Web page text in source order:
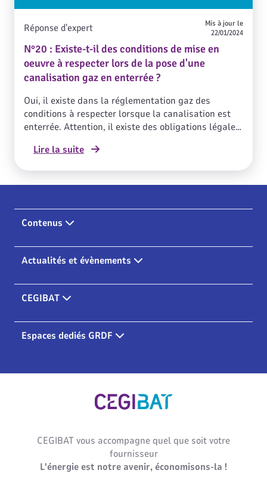
N°20 : Existe-t-il des conditions de mise en
oeuvre à respecter lors de la pose d'une
canalisation gaz en enterrée ?
Réponse d'expert
Mis à jour le
22/01/2024
Oui, il existe dans la réglementation gaz des
conditions à respecter lorsque la canalisation est
enterrée. Attention, il existe des obligations légales
de consulter la réponse d’expert N°228 en
Lire la suite
Contenus
Actualités et évènements
CEGIBAT
Espaces dediés GRDF
Cegibat, accueil
CEGIBAT vous accompagne quel que soit votre
fournisseur
L'énergie est notre avenir, économisons-la !